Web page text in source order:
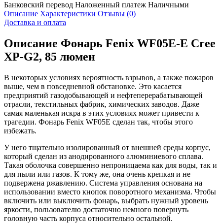
Банковский перевод Наложенный платеж Наличными
Описание Характеристики Отзывы (0)
Доставка и оплата
Описание Фонарь Fenix WF05E-E Cree
XP-G2, 85 люмен
В некоторых условиях вероятность взрывов, а также пожаров
выше, чем в повседневной обстановке. Это касается
предприятий газодобывающей и нефтеперерабатывающей
отрасли, текстильных фабрик, химических заводов. Даже
самая маленькая искра в этих условиях может привести к
трагедии. Фонарь Fenix WF05E сделан так, чтобы этого
избежать.
У него тщательно изолированный от внешней среды корпус,
который сделан из анодированного алюминиевого сплава.
Такая оболочка совершенно непроницаема как для воды, так и
для пыли или газов. К тому же, она очень крепкая и не
подвержена ржавлению. Система управления основана на
использовании вместо кнопок поворотного механизма. Чтобы
включить или выключить фонарь, выбрать нужный уровень
яркости, пользователю достаточно немного повернуть
головную часть корпуса относительно остальной.